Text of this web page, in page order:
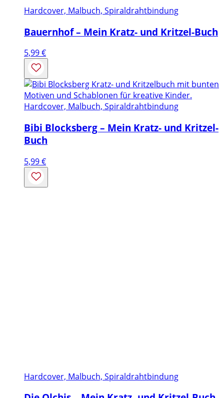
Hardcover, Malbuch, Spiraldrahtbindung
Bauernhof – Mein Kratz- und Kritzel-Buch
5,99€
Hardcover, Malbuch, Spiraldrahtbindung
Bibi Blocksberg – Mein Kratz- und Kritzel-
Buch
5,99€
Hardcover, Malbuch, Spiraldrahtbindung